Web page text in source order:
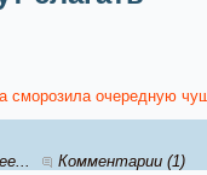
сморозила очередную
Комментарии (1)